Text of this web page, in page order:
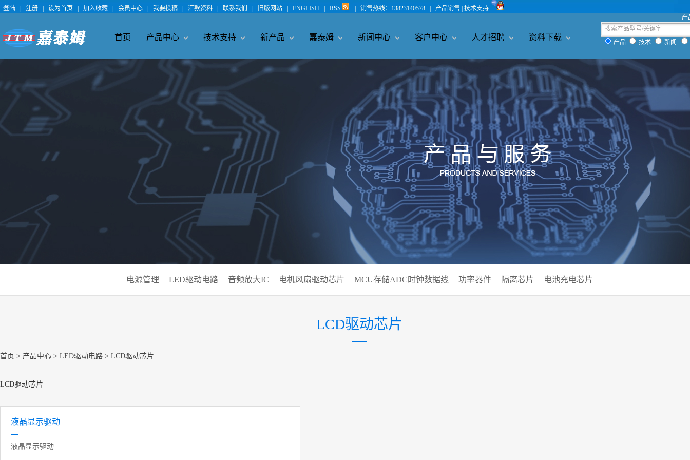
登陆 注册 设为首页 加入收藏 会员中心 我要投稿 汇款资料 联系我们 旧版网站 ENGLISH RSS 销售热线：13823140578
产品销售 | 技术支持
产
产品 技术 新闻
首页 产品中心 技术支持 新产品 嘉泰姆 新闻中心 客户中心 人才招聘 资料下载
电源管理 LED驱动电路 音频放大IC 电机风扇驱动芯片 MCU存储ADC时钟数据线 功率器件 隔离芯片 电池充电芯片
LCD驱动芯片
首页 > 产品中心 > LED驱动电路 > LCD驱动芯片
LCD驱动芯片
液晶显示驱动
液晶显示驱动